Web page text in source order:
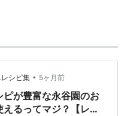
シピ集 • 5ヶ月前
ピが豊富な永谷園のお
るってマジ？【レシ